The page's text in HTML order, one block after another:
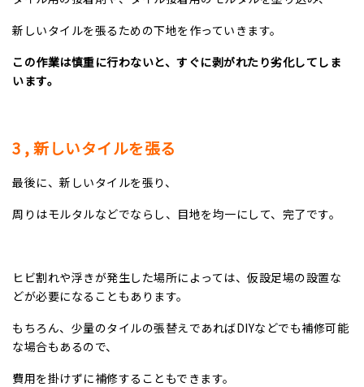
新しいタイルを張るための下地を作っていきます。
この作業は慎重に行わないと、すぐに剥がれたり劣化してしま
います。
3 , 新しいタイルを張る
最後に、新しいタイルを張り、
周りはモルタルなどでならし、目地を均一にして、完了です。
ヒビ割れや浮きが発生した場所によっては、仮設足場の設置な
どが必要になることもあります。
もちろん、少量のタイルの張替えであればDIYなどでも補修可能
な場合もあるので、
費用を掛けずに補修することもできます。